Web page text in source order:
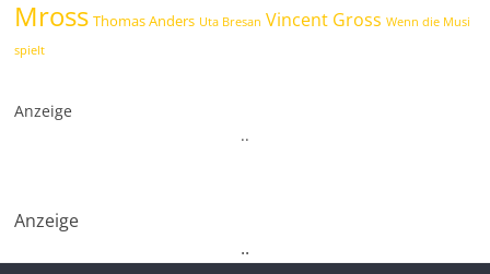
Mross Thomas Anders Uta Bresan Vincent Gross Wenn die Musi
spielt
Anzeige
..
Anzeige
..